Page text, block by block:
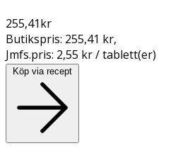
255,41kr
Butikspris: 255,41 kr,
Jmfs.pris: 2,55 kr / tablett(er)
Köp via recept